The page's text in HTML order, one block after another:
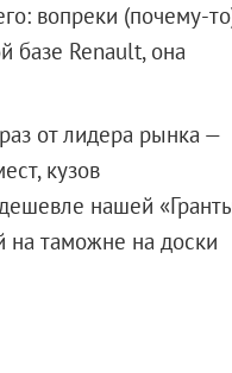
вопреки (почему-
базе Renault, она
от лидера рынка —
кузов
нашей
на таможне на доски